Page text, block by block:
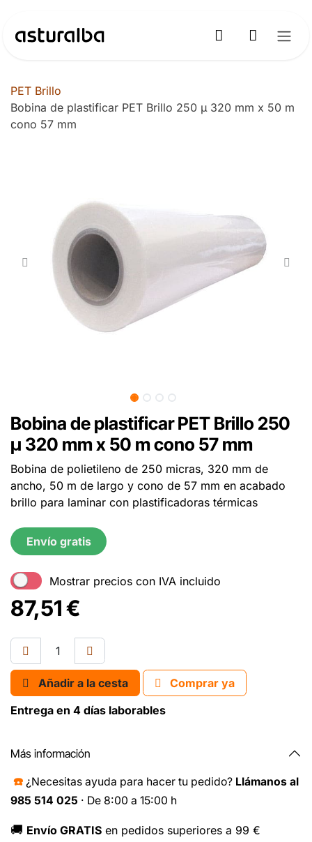
PET Brillo
Bobina de plastificar PET Brillo 250 µ 320 mm x 50 m
cono 57 mm
Bobina de plastificar PET Brillo 250
µ 320 mm x 50 m cono 57 mm
Bobina de polietileno de 250 micras, 320 mm de
ancho, 50 m de largo y cono de 57 mm en acabado
brillo para laminar con plastificadoras térmicas
Envío gratis
Mostrar precios con IVA incluido
87,51€
Añadir a la cesta
Comprar ya
Entrega en 4 días laborables
Más información
☎️ ¿Necesitas ayuda para hacer tu pedido? Llámanos al
985 514 025 · De 8:00 a 15:00 h
🚚 Envío GRATIS en pedidos superiores a 99 €